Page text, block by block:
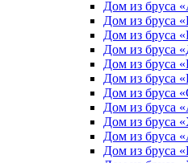
Дом из бруса
Дом из бруса
Дом из бруса
Дом из бруса
Дом из бруса
Дом из бруса
Дом из бруса
Дом из бруса
Дом из бруса
Дом из бруса
Дом из бруса